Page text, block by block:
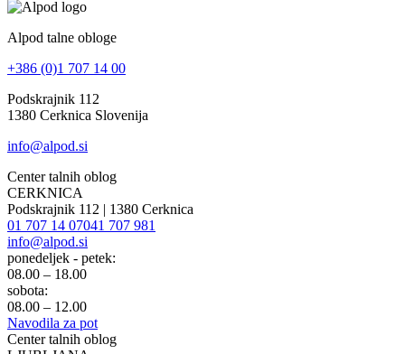
Alpod talne obloge
+386 (0)1 707 14 00
Podskrajnik 112
1380 Cerknica Slovenija
info@alpod.si
Center talnih oblog
CERKNICA
Podskrajnik 112 | 1380 Cerknica
01 707 14 07041 707 981
info@alpod.si
ponedeljek - petek:
08.00 – 18.00
sobota:
08.00 – 12.00
Navodila za pot
Center talnih oblog